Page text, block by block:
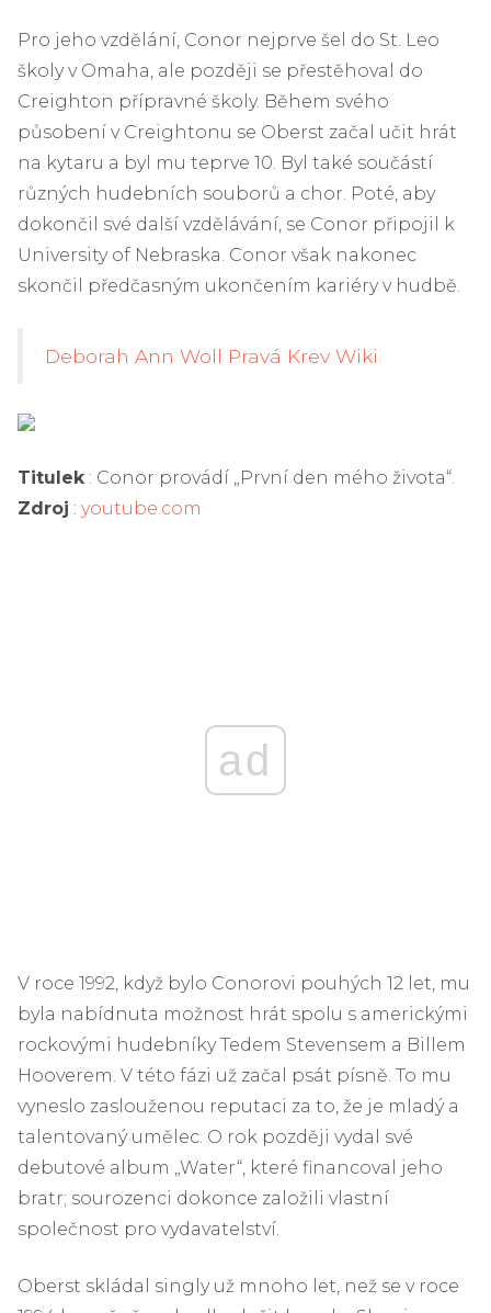
Pro jeho vzdělání, Conor nejprve šel do St. Leo
školy v Omaha, ale později se přestěhoval do
Creighton přípravné školy. Během svého
působení v Creightonu se Oberst začal učit hrát
na kytaru a byl mu teprve 10. Byl také součástí
různých hudebních souborů a chor. Poté, aby
dokončil své další vzdělávání, se Conor připojil k
University of Nebraska. Conor však nakonec
skončil předčasným ukončením kariéry v hudbě.
Deborah Ann Woll Pravá Krev Wiki
Titulek: Conor provádí „První den mého života“.
Zdroj : youtube.com
ad
V roce 1992, když bylo Conorovi pouhých 12 let, mu
byla nabídnuta možnost hrát spolu s americkými
rockovými hudebníky Tedem Stevensem a Billem
Hooverem. V této fázi už začal psát písně. To mu
vyneslo zaslouženou reputaci za to, že je mladý a
talentovaný umělec. O rok později vydal své
debutové album „Water“, které financoval jeho
bratr; sourozenci dokonce založili vlastní
společnost pro vydavatelství.
Oberst skládal singly už mnoho let, než se v roce